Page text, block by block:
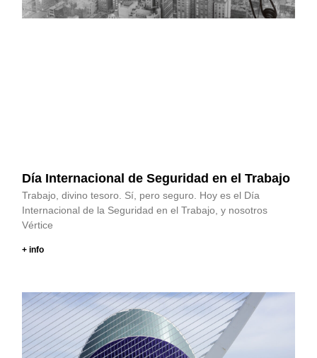
Día Internacional de Seguridad en el Trabajo
Trabajo, divino tesoro. Sí, pero seguro. Hoy es el Día
Internacional de la Seguridad en el Trabajo, y nosotros
Vértice
+ info